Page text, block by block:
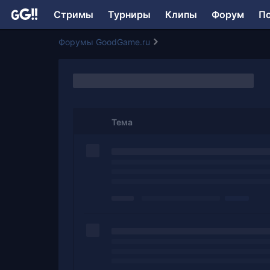
Стримы Турниры Клипы Форум
Форумы GoodGame.ru
Тема